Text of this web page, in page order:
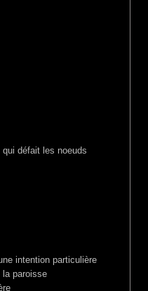
défait les noeuds
intention particulière
la paroisse